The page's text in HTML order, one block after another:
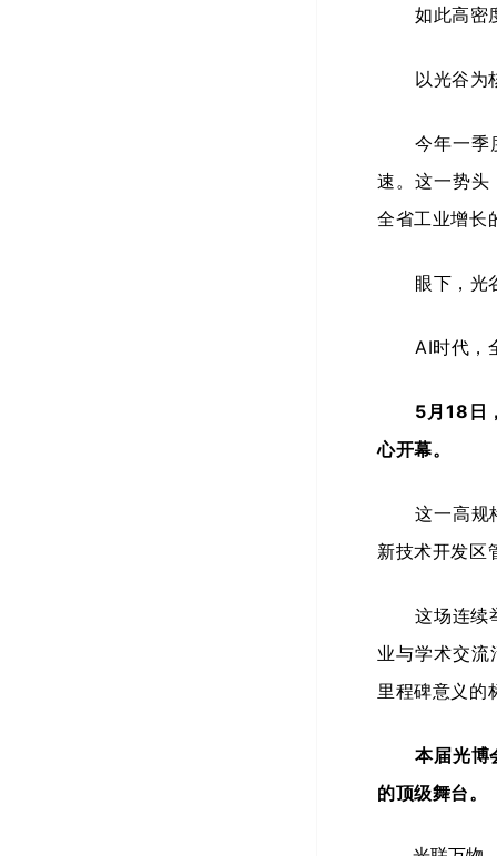
如此高密
以光谷为
今年一季
速。这一势头
全省工业增长
眼下，光
AI时代，
5月18日
心开幕。
这一高规
新技术开发区
这场连续
业与学术交
里程碑意义的
本届光博
的顶级舞台。